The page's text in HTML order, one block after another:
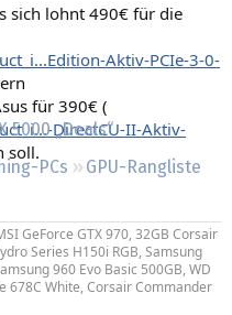
5000 „Deals“
PCs
GPU-Rangliste
sich lohnt 490€ für die
Aktiv-PCIe-3-0-
für 390€ (
DirectCU-II-Aktiv-
soll.
GeForce GTX 970, 32GB Corsair
Series H150i RGB, Samsung
960 Evo Basic 500GB, WD
678C White, Corsair Commander